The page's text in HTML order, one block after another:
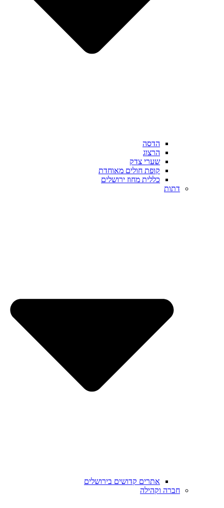
הדסה
הרצוג
שערי צדק
קופת חולים מאוחדת
כללית מחוז ירושלים
דתות
אתרים קדושים בירושלים
חברה וקהילה